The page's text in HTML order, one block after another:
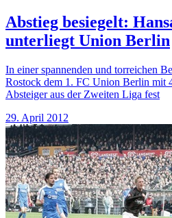
Abstieg besiegelt:
unterliegt Union Berlin
In einer spannenden und torreichen
Rostock dem 1. FC Union Berlin mit
Absteiger aus der Zweiten Liga fest
29. April 2012